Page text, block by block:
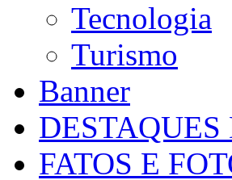
Tecnologia
Turismo
Banner
DESTAQUES
FATOS E